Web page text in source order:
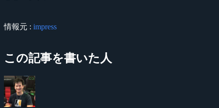
情報元 : impress
この記事を書いた人